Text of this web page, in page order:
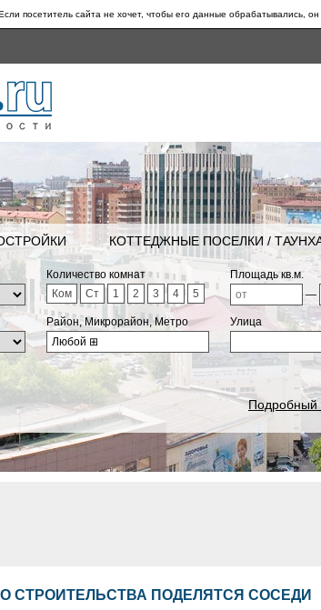
посетитель сайта не хочет, чтобы его данные обрабатывались, он
КОТТЕДЖНЫЕ ПОСЕЛКИ /
Количество комнат
Ком
Ст 1 2 3 4 5
Площадь кв.м.
—
Район, Микрорайон, Метро
Любой ⊞
Улица
Подробный
СТРОИТЕЛЬСТВА ПОДЕЛЯТСЯ СОСЕДИ